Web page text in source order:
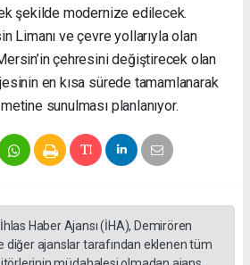
şekilde modernize edilecek.
Limanı ve çevre yollarıyla olan
çehresini değiştirecek olan
en kısa sürede tamamlanarak
sunulması planlanıyor.
Haber Ajansı (İHA), Demirören
diğer ajanslar tarafından eklenen tüm